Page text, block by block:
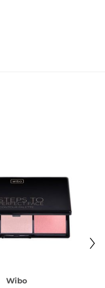
Wibo